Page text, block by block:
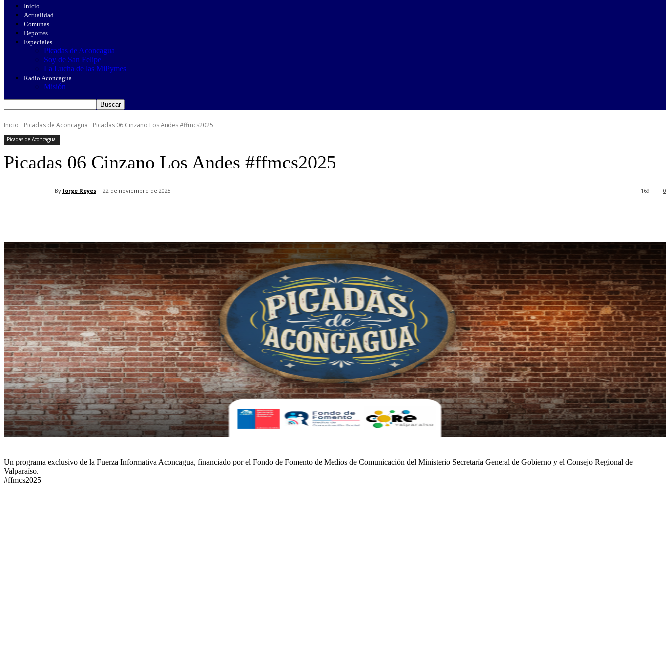
Inicio
Actualidad
Comunas
Deportes
Especiales
Picadas de Aconcagua
Soy de San Felipe
La Lucha de las MiPymes
Radio Aconcagua
Misión
Inicio Picadas de Aconcagua Picadas 06 Cinzano Los Andes #ffmcs2025
Picadas de Aconcagua
Picadas 06 Cinzano Los Andes #ffmcs2025
By Jorge Reyes 22 de noviembre de 2025 0
169
Un programa exclusivo de la Fuerza Informativa Aconcagua, financiado por el Fondo de Fomento de Medios de Comunicación del Ministerio Secretaría General de Gobierno y el Consejo Regional de
Valparaíso.
#ffmcs2025